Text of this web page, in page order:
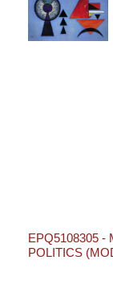
EPQ5108305 -
POLITICS